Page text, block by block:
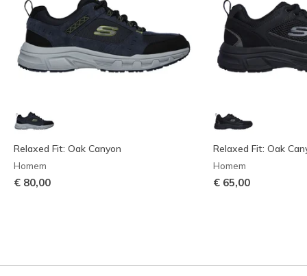
Relaxed Fit: Oak Canyon
Homem
€ 80,00
Relaxed Fit: Oak
Homem
€ 65,00